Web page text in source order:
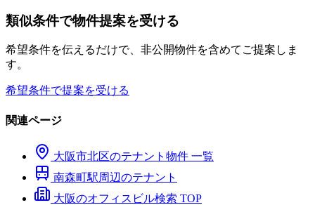
類似条件で物件提案を受ける
希望条件を伝えるだけで、非公開物件を含めてご提案しま
す。
希望条件で提案を受ける
関連ページ
大阪市北区のテナント物件 一覧
南森町駅周辺のテナント
大阪のオフィスビル検索 TOP